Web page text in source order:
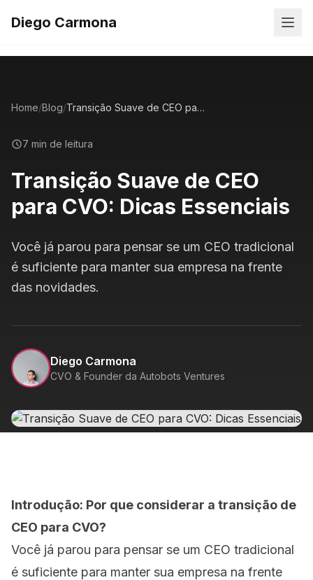
Diego Carmona
Home/Blog/ Transição Suave de CEO para CVO: Dicas Essenciais
7 min de leitura
Transição Suave de CEO
para CVO: Dicas Essenciais
Você já parou para pensar se um CEO tradicional
é suficiente para manter sua empresa na frente
das novidades.
Diego Carmona
CVO & Founder da Autobots Ventures
Introdução: Por que considerar a transição de
CEO para CVO?
Você já parou para pensar se um CEO tradicional
é suficiente para manter sua empresa na frente